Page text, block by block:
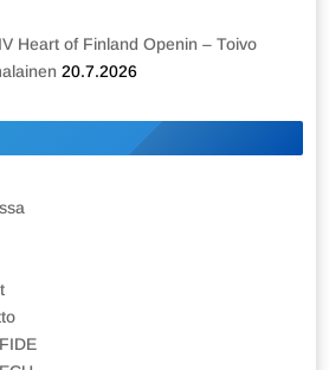
Heart of Finland Openin – Toivo
20.7.2026